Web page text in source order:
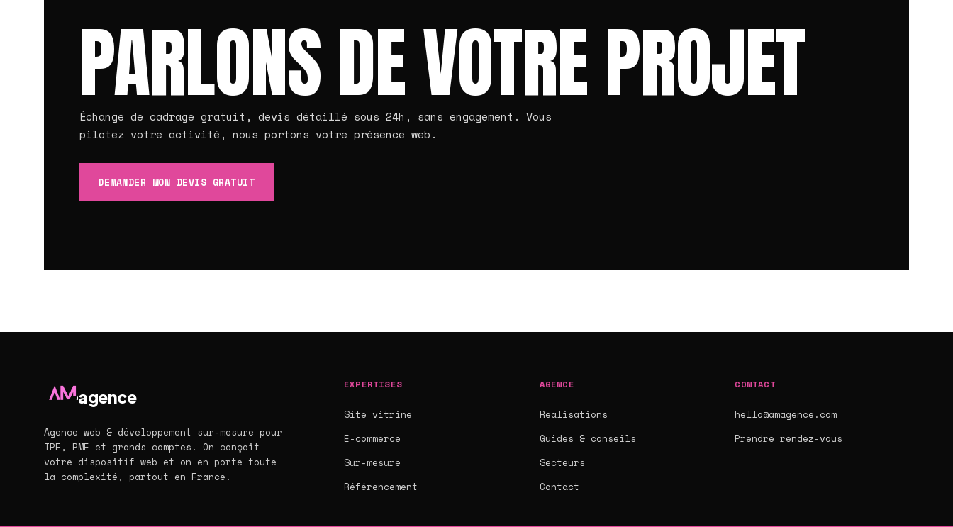
PARLONS DE VOTRE PROJET
Échange de cadrage gratuit, devis détaillé sous 24h, sans engagement. Vous
pilotez votre activité, nous portons votre présence web.
DEMANDER MON DEVIS GRATUIT
agence
Agence web & développement sur-mesure pour
TPE, PME et grands comptes. On conçoit
votre dispositif web et on en porte toute
la complexité, partout en France.
EXPERTISES
Site vitrine
E-commerce
Sur-mesure
Référencement
AGENCE
Réalisations
Guides & conseils
Secteurs
Contact
CONTACT
hello@amagence.com
Prendre rendez-vous